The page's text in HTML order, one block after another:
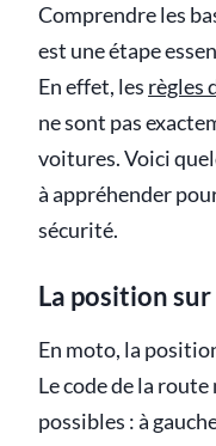
Comprendre les
est une étape
En effet, les règles
ne sont pas
voitures. Voici
à appréhender
sécurité.
La position
En moto, la
Le code de la
possibles : à